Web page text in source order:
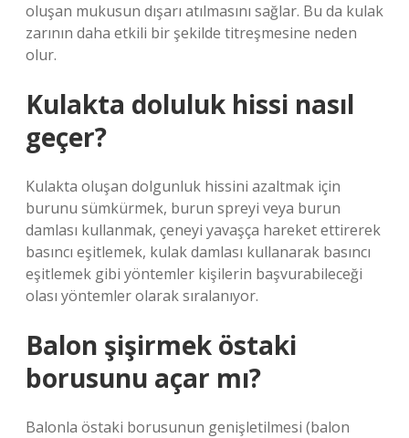
oluşan mukusun dışarı atılmasını sağlar. Bu da kulak
zarının daha etkili bir şekilde titreşmesine neden
olur.
Kulakta doluluk hissi nasıl
geçer?
Kulakta oluşan dolgunluk hissini azaltmak için
burunu sümkürmek, burun spreyi veya burun
damlası kullanmak, çeneyi yavaşça hareket ettirerek
basıncı eşitlemek, kulak damlası kullanarak basıncı
eşitlemek gibi yöntemler kişilerin başvurabileceği
olası yöntemler olarak sıralanıyor.
Balon şişirmek östaki
borusunu açar mı?
Balonla östaki borusunun genişletilmesi (balon